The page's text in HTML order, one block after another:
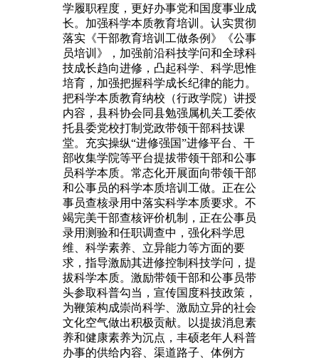
学履职程度，更好办事党和国度事业成
长。加强科学本质教育培训。认实贯彻
落实《干部教育培训工做条例》《公事
员培训》，加强前沿科技学问和全球科
技成长趋向进修，凸起科学、科学思惟
培育，加强把握科学成长纪律的能力。
把科学本质教育纳校（行政学院）讲授
内容，县科协会同县勉强属机关工委依
托县委党校打制党政带领干部科技课
堂。充实操纵“进修强国”进修平台、干
部收集学院等平台提拔带领干部和公事
员科学本质。常态化开展面向带领干部
和公事员的科学本质培训工做。正在公
事员查核录用中落实科学本质要求。不
竭完美干部查核评价机制，正在公事员
录用测验和任职调查中，强化科学思
维、科学素养、立异能力等方面的要
求，指导激励其进修控制科技学问，提
拔科学本质。激励带领干部和公事员带
头参取科普勾当，宣传国度科技政策，
为鞭策构成崇尚科学、激励立异的社会
文化空气做出积极贡献。以提拔消息素
养和健康素养为沉点，丰硕老年人科普
办事的供给内容、渠道路子、体例方